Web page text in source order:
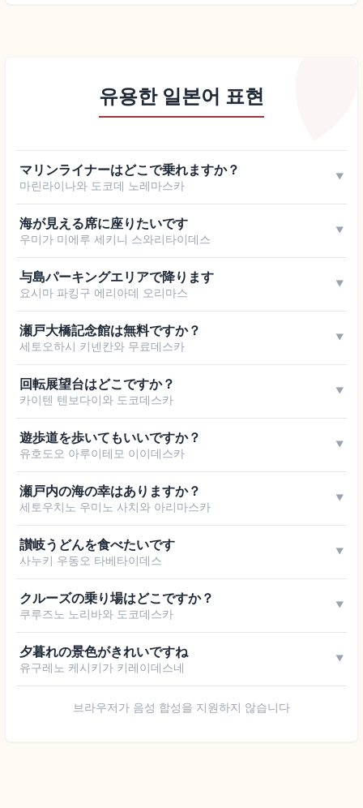
유용한 일본어 표현
マリンライナーはどこで乗れますか？
마린라이나와 도코데 노레마스카
▼
海が見える席に座りたいです
우미가 미에루 세키니 스와리타이데스
▼
与島パーキングエリアで降ります
요시마 파킹구 에리아데 오리마스
▼
瀬戸大橋記念館は無料ですか？
세토오하시 키넨칸와 무료데스카
▼
回転展望台はどこですか？
카이텐 텐보다이와 도코데스카
▼
遊歩道を歩いてもいいですか？
유호도오 아루이테모 이이데스카
▼
瀬戸内の海の幸はありますか？
세토우치노 우미노 사치와 아리마스카
▼
讃岐うどんを食べたいです
사누키 우동오 타베타이데스
▼
クルーズの乗り場はどこですか？
쿠루즈노 노리바와 도코데스카
▼
夕暮れの景色がきれいですね
유구레노 케시키가 키레이데스네
▼
브라우저가 음성 합성을 지원하지 않습니다